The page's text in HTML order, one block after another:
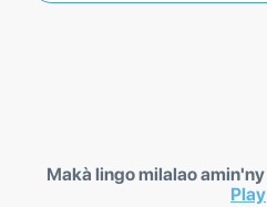
Makà lingo milalao amin'ny
Play